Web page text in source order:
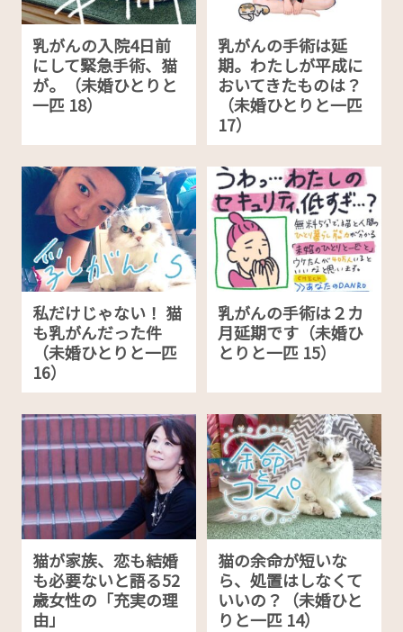
乳がんの入院4日前
にして緊急手術、猫
が。（未婚ひとりと
一匹 18）
乳がんの手術は延
期。わたしが平成に
おいてきたものは？
（未婚ひとりと一匹
17）
私だけじゃない！ 猫
も乳がんだった件
（未婚ひとりと一匹
16）
乳がんの手術は２カ
月延期です（未婚ひ
とりと一匹 15）
猫が家族、恋も結婚
も必要ないと語る52
歳女性の「充実の理
由」
猫の余命が短いな
ら、処置はしなくて
いいの？（未婚ひと
りと一匹 14）